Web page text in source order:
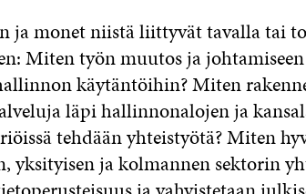
ja monet niistä liittyvät tavalla tai
Miten työn muutos ja
käytäntöihin? Miten
läpi hallinnonalojen ja
tehdään yhteistyötä? Miten
yksityisen ja kolmannen sektorin